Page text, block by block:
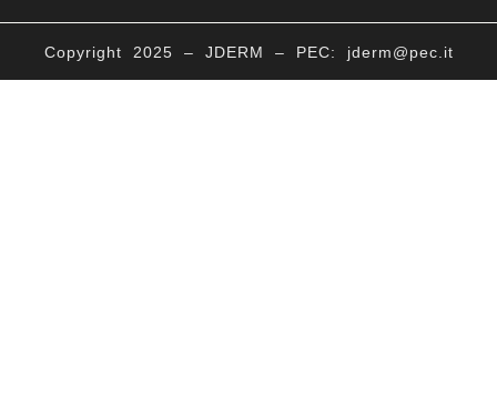
Copyright 2025 – JDERM – PEC: jderm@pec.it